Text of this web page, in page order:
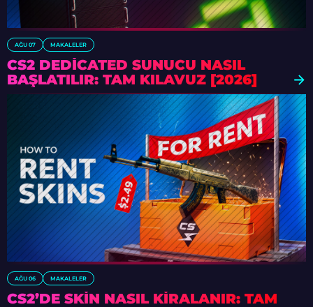
AĞU 07 MAKALELER
CS2 DEDICATED SUNUCU NASIL
BAŞLATILIR: TAM KILAVUZ [2026]
AĞU 06 MAKALELER
CS2’DE SKIN NASIL KIRALANIR: TAM